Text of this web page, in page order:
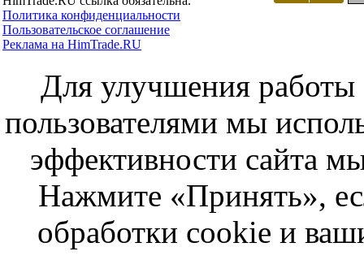
Политика конфиденциальности
Пользовательское соглашение
Реклама на HimTrade.RU
Для улучшения работы
пользователями мы
эффективности сайта
Нажмите «Принять»,
обработки cookie и